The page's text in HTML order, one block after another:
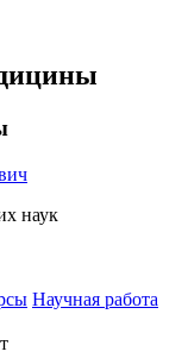
наук
Научная работа